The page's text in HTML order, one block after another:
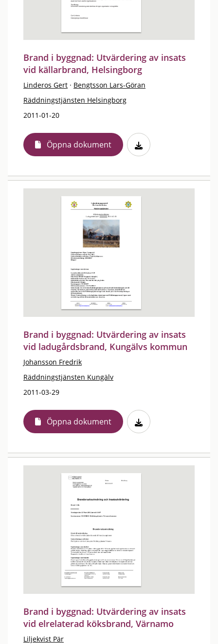
Brand i byggnad: Utvärdering av insats
vid källarbrand, Helsingborg
Linderos Gert · Bengtsson Lars-Göran
Räddningstjänsten Helsingborg
2011-01-20
Öppna dokument
Brand i byggnad: Utvärdering av insats
vid ladugårdsbrand, Kungälvs kommun
Johansson Fredrik
Räddningstjänsten Kungälv
2011-03-29
Öppna dokument
Brand i byggnad: Utvärdering av insats
vid elrelaterad köksbrand, Värnamo
Liljekvist Pär